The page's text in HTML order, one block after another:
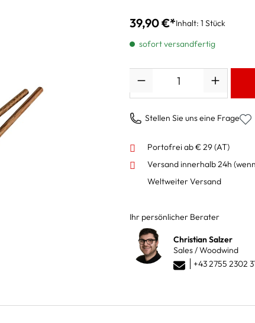
39,90 €*Inhalt: 1 Stück
sofort versandfertig
Stellen Sie uns eine Frage
Portofrei ab € 29 (AT)
Versand innerhalb 24h
Weltweiter Versand
Ihr persönlicher Berater
Christian Salzer
Sales / Woodwind
+43 2755 2302